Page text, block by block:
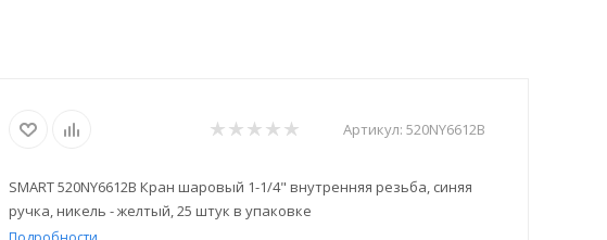
Артикул: 520NY6612B
SMART 520NY6612B Кран шаровый 1-1/4" внутренняя резьба, синяя
ручка, никель - желтый, 25 штук в упаковке